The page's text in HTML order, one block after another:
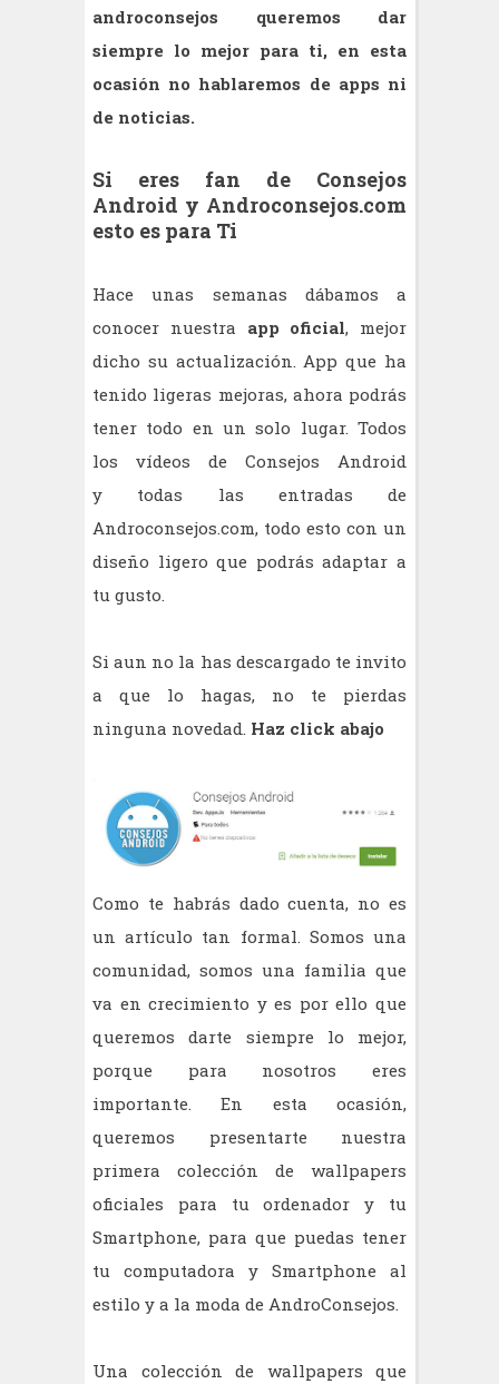
androconsejos queremos dar
siempre lo mejor para ti, en esta
ocasión no hablaremos de apps ni
de noticias.
Si eres fan de Consejos
Android y Androconsejos.com
esto es para Ti
Hace unas semanas dábamos a
conocer nuestra app oficial, mejor
dicho su actualización. App que ha
tenido ligeras mejoras, ahora podrás
tener todo en un solo lugar. Todos
los vídeos de Consejos Android
y todas las entradas de
Androconsejos.com, todo esto con un
diseño ligero que podrás adaptar a
tu gusto.
Si aun no la has descargado te invito
a que lo hagas, no te pierdas
ninguna novedad. Haz click abajo
Como te habrás dado cuenta, no es
un artículo tan formal. Somos una
comunidad, somos una familia que
va en crecimiento y es por ello que
queremos darte siempre lo mejor,
porque para nosotros eres
importante. En esta ocasión,
queremos presentarte nuestra
primera colección de wallpapers
oficiales para tu ordenador y tu
Smartphone, para que puedas tener
tu computadora y Smartphone al
estilo y a la moda de AndroConsejos.
Una colección de wallpapers que